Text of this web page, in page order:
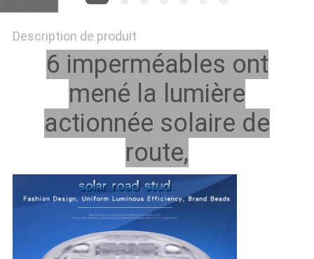
POLITIQUE
DE
CONFIDENTIALITÉ
Description de produit
6 imperméables ont
mené la lumière
actionnée solaire de
route,